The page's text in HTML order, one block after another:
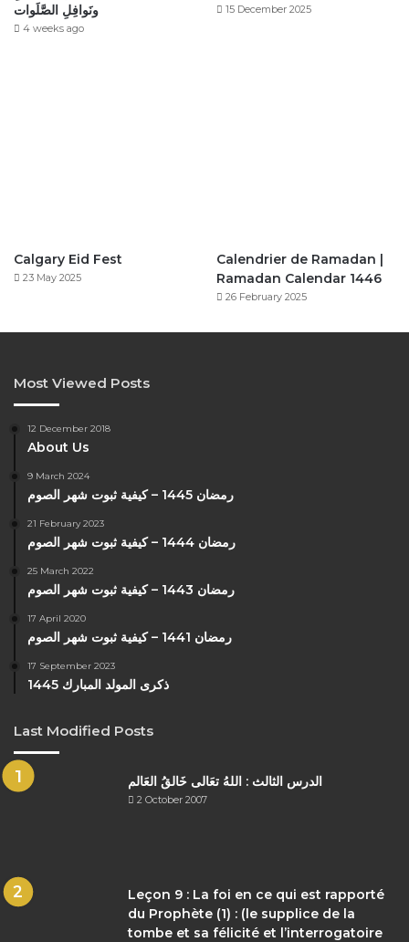
ونَوافِلِ الصَّلَوات
4 weeks ago
15 December 2025
Calgary Eid Fest
23 May 2025
Calendrier de Ramadan |
Ramadan Calendar 1446
26 February 2025
Most Viewed Posts
12 December 2018
About Us
9 March 2024
رمضان 1445 – كيفية ثبوت شهر الصوم
21 February 2023
رمضان 1444 – كيفية ثبوت شهر الصوم
25 March 2022
رمضان 1443 – كيفية ثبوت شهر الصوم
17 April 2020
رمضان 1441 – كيفية ثبوت شهر الصوم
17 September 2023
ذكرى المولد المبارك 1445
Last Modified Posts
الدرس الثالث : اللهُ تعَالى خَالقُ العَالم
2 October 2007
Leçon 9 : La foi en ce qui est rapporté
du Prophète (1) : (le supplice de la
tombe et sa félicité et l’interrogatoire